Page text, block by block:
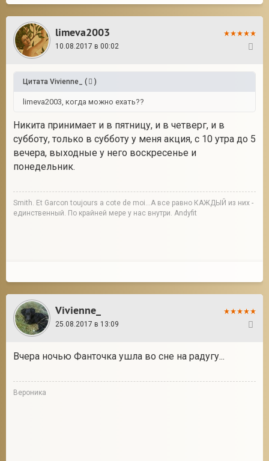
limeva2003
10.08.2017 в 00:02
Цитата Vivienne_ ( )
limeva2003, когда можно ехать??
Никита принимает и в пятницу, и в четверг, и в
субботу, только в субботу у меня акция, с 10 утра до 5
вечера, выходные у него воскресенье и
понедельник.
Smith. Et Garcon toujours a cote de moi...А все равно КАЖДЫЙ из них -
единственный. По крайней мере у нас внутри. Andyfit
Vivienne_
25.08.2017 в 13:09
Вчера ночью Фанточка ушла во сне на радугу...
Вероника